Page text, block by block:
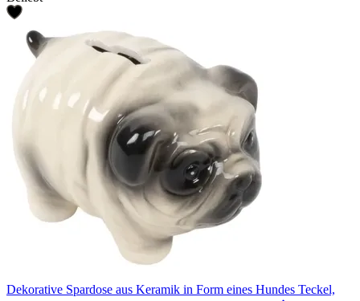
Dekorative Spardose aus Keramik in Form eines Hundes Teckel,